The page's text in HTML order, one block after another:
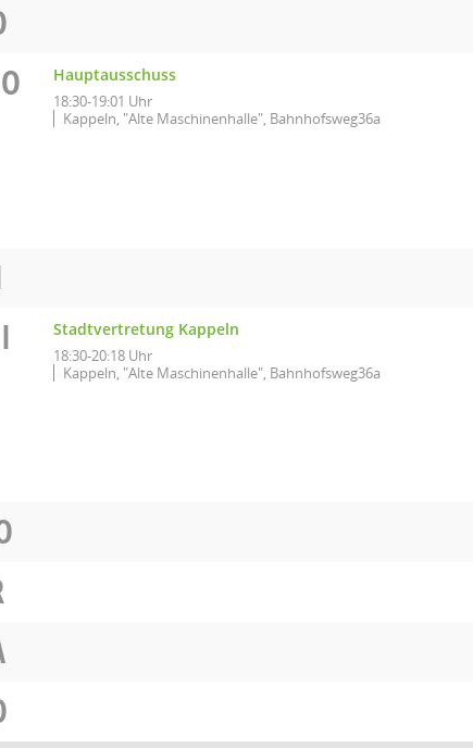
Hauptausschuss
18:30-19:01 Uhr
Kappeln, "Alte Maschinenhalle", Bahnhofsweg36a
Stadtvertretung Kappeln
18:30-20:18 Uhr
Kappeln, "Alte Maschinenhalle", Bahnhofsweg36a